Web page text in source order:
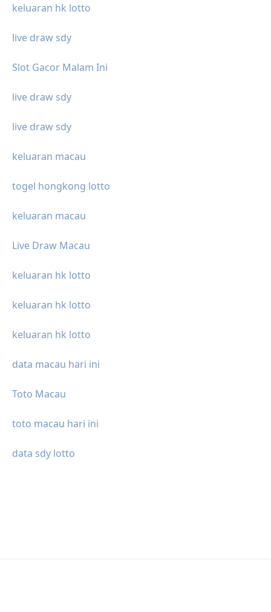
keluaran hk lotto
live draw sdy
Slot Gacor Malam Ini
live draw sdy
live draw sdy
keluaran macau
togel hongkong lotto
keluaran macau
Live Draw Macau
keluaran hk lotto
keluaran hk lotto
keluaran hk lotto
data macau hari ini
Toto Macau
toto macau hari ini
data sdy lotto